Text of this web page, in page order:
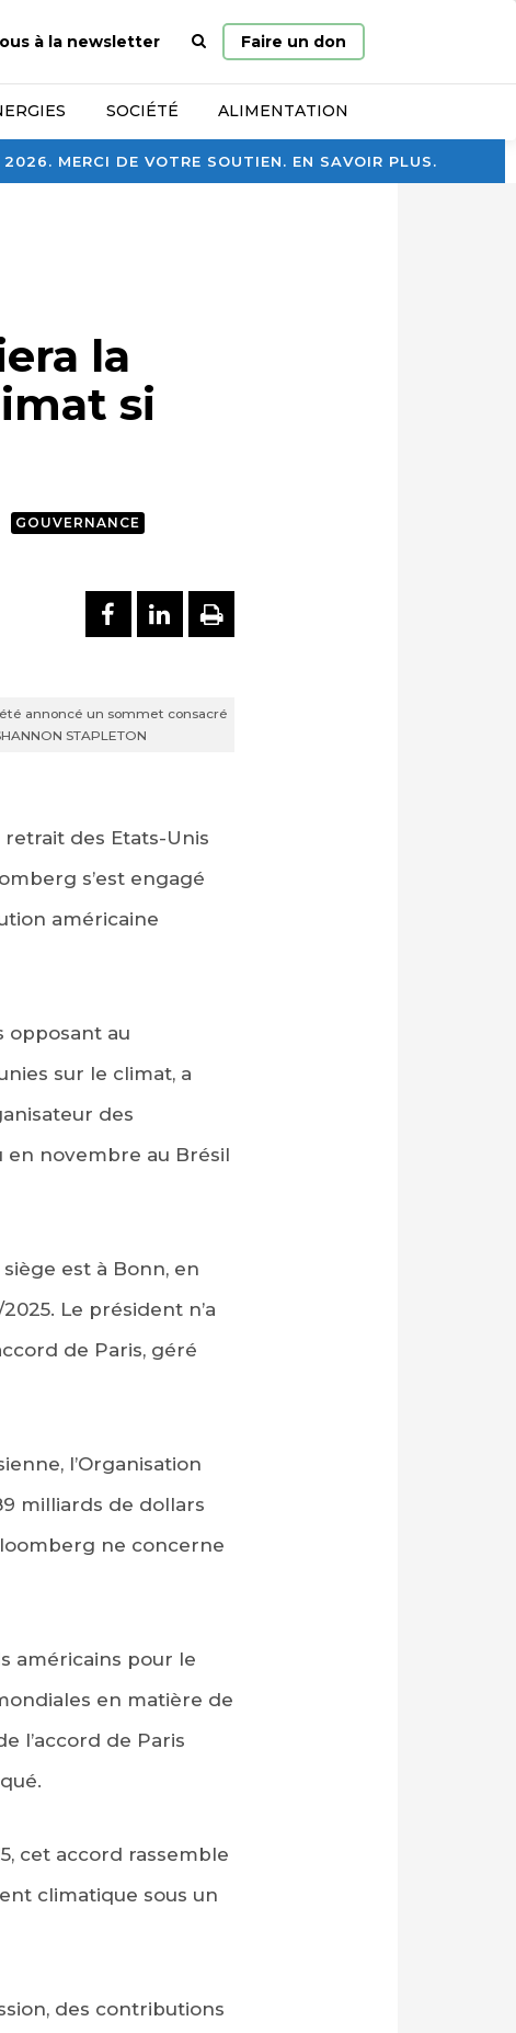
MERCI DE VOTRE SOUTIEN. EN SAVOIR PLUS.
à la newsletter
Page
d’accueil
Faire un don
SOCIÉTÉ ALIMENTATION
la
si
GOUVERNANCE
PARTAGER SUR FACEBOOK
PARTAGER SUR
IMPRIMER
annoncé un sommet consacré
STAPLETON
retrait des Etats-Unis
s’est engagé
américaine
opposant au
sur le climat, a
des
en novembre au Brésil
est à Bonn, en
Le président n’a
de Paris, géré
l’Organisation
milliards de dollars
ne concerne
américains pour le
en matière de
l’accord de Paris
cet accord rassemble
climatique sous un
des contributions